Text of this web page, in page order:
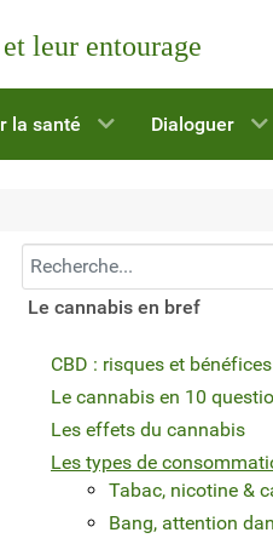
leur entourage
la santé Dialoguer
Recherchez...
Le cannabis en bref
CBD : risques et bénéfices
Le cannabis en 10
Les effets du cannabis
Les types de
Tabac, nicotine &
Bang, attention